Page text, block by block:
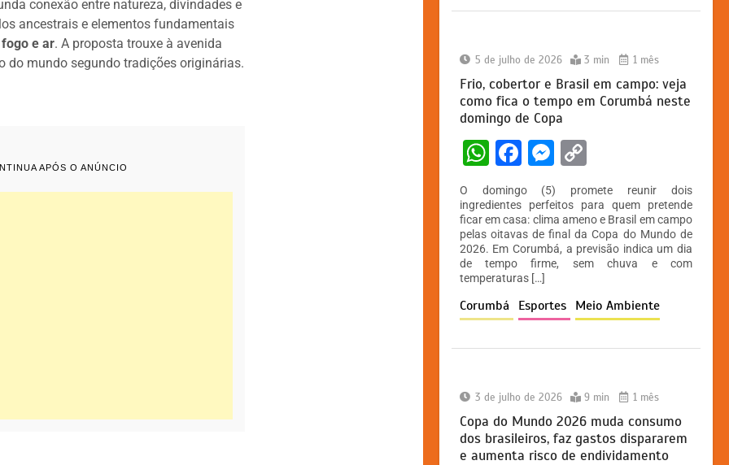
conexão entre natureza, divindades e
ancestrais e elementos fundamentais
e ar. A proposta trouxe à avenida
do mundo segundo tradições originárias.
APÓS O ANÚNCIO
5 de julho de 2026 3 min 1 mês
Frio, cobertor e Brasil em campo: veja
como fica o tempo em Corumbá neste
domingo de Copa
W
at
s
A
p
p
F
c
e
b
o
o
M
e
s
s
e
g
C
p
y
Li
k
O domingo (5) promete reunir dois
ingredientes perfeitos para quem pretende
ficar em casa: clima ameno e Brasil em campo
pelas oitavas de final da Copa do Mundo de
2026. Em Corumbá, a previsão indica um dia
de tempo firme, sem chuva e com
temperaturas […]
Corumbá Esportes Meio Ambiente
3 de julho de 2026 9 min 1 mês
Copa do Mundo 2026 muda consumo
dos brasileiros, faz gastos dispararem
e aumenta risco de endividamento